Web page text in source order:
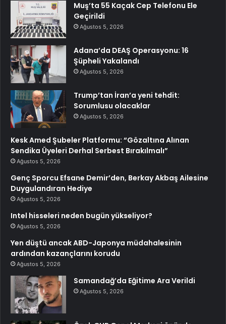
Muş’ta 55 Kaçak Cep Telefonu Ele
Geçirildi
Ağustos 5, 2026
Adana’da DEAŞ Operasyonu: 16
Şüpheli Yakalandı
Ağustos 5, 2026
Trump’tan İran’a yeni tehdit:
Sorumlusu olacaklar
Ağustos 5, 2026
Kesk Amed Şubeler Platformu: “Gözaltına Alınan
Sendika Üyeleri Derhal Serbest Bırakılmalı”
Ağustos 5, 2026
Genç Sporcu Efsane Demir’den, Berkay Akbaş Ailesine
Duygulandıran Hediye
Ağustos 5, 2026
Intel hisseleri neden bugün yükseliyor?
Ağustos 5, 2026
Yen düştü ancak ABD-Japonya müdahalesinin
ardından kazançlarını korudu
Ağustos 5, 2026
Samandağ’da Eğitime Ara Verildi
Ağustos 5, 2026